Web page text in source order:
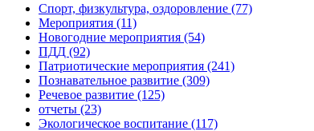
Спорт, физкультура, оздоровление (77)
Мероприятия (11)
Новогодние мероприятия (54)
ПДД (92)
Патриотические мероприятия (241)
Познавательное развитие (309)
Речевое развитие (125)
отчеты (23)
Экологическое воспитание (117)